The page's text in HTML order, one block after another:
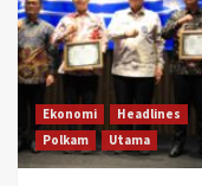
Ekonomi
Headlines
Polkam
Utama